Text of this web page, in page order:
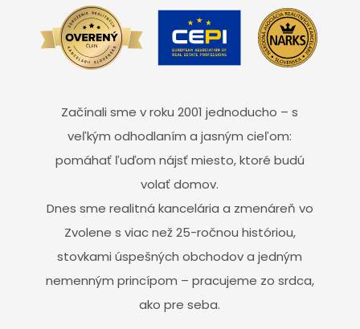
Začínali sme v roku 2001 jednoducho – s
veľkým odhodlaním a jasným cieľom:
pomáhať ľuďom nájsť miesto, ktoré budú
volať domov.
Dnes sme realitná kancelária a zmenáreň vo
Zvolene s viac než 25-ročnou históriou,
stovkami úspešných obchodov a jedným
nemenným princípom – pracujeme zo srdca,
ako pre seba.